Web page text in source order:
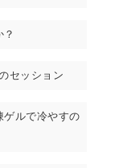
セッション
ゲルで冷やすの